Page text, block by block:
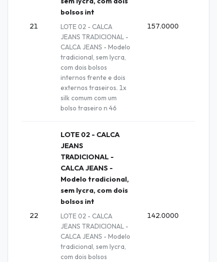
21
bolsos int
LOTE 02 - CALCA
JEANS TRADICIONAL -
CALCA JEANS - Modelo
tradicional, sem lycra,
com dois bolsos
internos frente e dois
externos traseiros. 1x
silk comum com um
bolso traseiro n 46
157.0000
22
LOTE 02 - CALCA
JEANS
TRADICIONAL -
CALCA JEANS -
Modelo tradicional,
sem lycra, com dois
bolsos int
LOTE 02 - CALCA
JEANS TRADICIONAL -
CALCA JEANS - Modelo
tradicional, sem lycra,
com dois bolsos
142.0000